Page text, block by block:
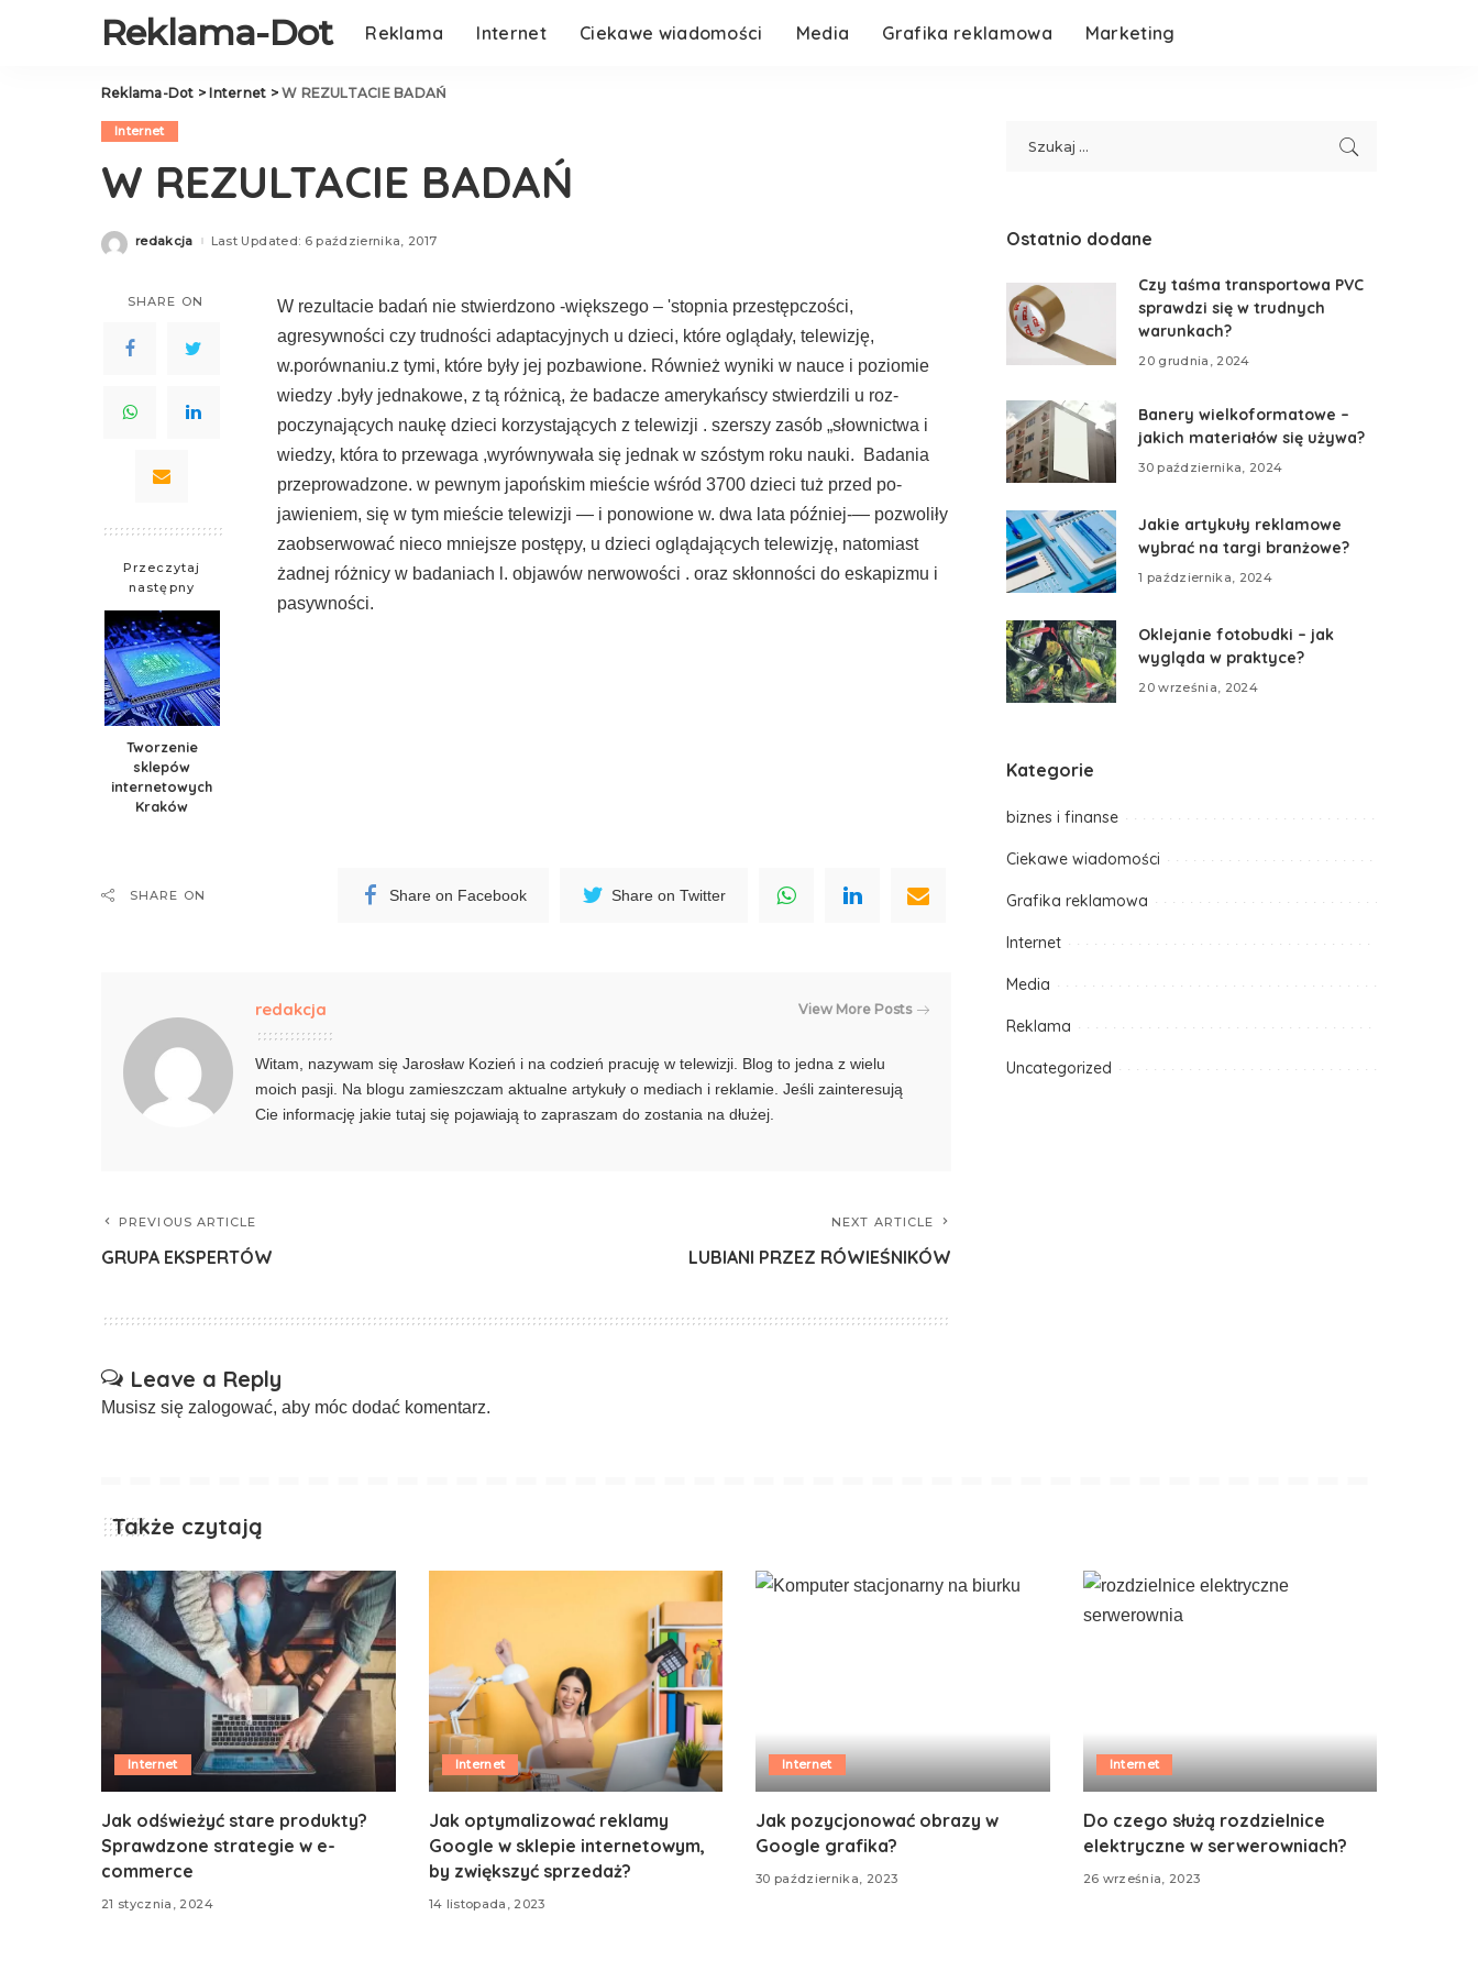
Reklama-Dot Reklama Internet Ciekawe wiadomości Media Grafika reklamowa Marketing
Reklama-Dot > Internet >W REZULTACIE BADAŃ
Internet
W REZULTACIE BADAŃ
Posted
redakcja Last Updated: 6 października, 2017
SHARE ON
Przeczytaj
następny
Tworzenie
sklepów
internetowych
Kraków
W rezultacie badań nie stwierdzono -większego – 'stopnia przestępczości,
agresywności czy trudności adaptacyjnych u dzie­ci, które oglądały, telewizję,
w.porównaniu.z ty­mi, które były jej pozbawione. Również wyniki w nauce i poziomie
wiedzy .były jednakowe, z tą różnicą, że badacze amerykańscy stwierdzili u roz­
poczynających naukę dzieci korzystających z te­lewizji . szerszy zasób „słownictwa i
wiedzy, która to przewaga ,wyrównywała się jednak w szóstym roku nauki. Badania
przeprowadzone. w pewnym japońskim mieście wśród 3700 dzieci tuż przed po­
jawieniem, się w tym mieście telewizji — i po­nowione w. dwa lata później-— pozwoliły
zaob­serwować nieco mniejsze postępy, u dzieci oglą­dających telewizję, natomiast
żadnej różnicy w badaniach l. objawów nerwowości . oraz skłonności do eskapizmu i
pasywności.
SHARE ON Share on Facebook Share on Twitter
redakcja View More Posts
Witam, nazywam się Jarosław Kozień i na codzień pracuję w telewizji. Blog to jedna z wielu
moich pasji. Na blogu zamieszczam aktualne artykuły o mediach i reklamie. Jeśli zainteresują
Cie informację jakie tutaj się pojawiają to zapraszam do zostania na dłużej.
PREVIOUS ARTICLE
GRUPA EKSPERTÓW
NEXT ARTICLE
LUBIANI PRZEZ RÓWIEŚNIKÓW
Leave a Reply
Musisz się zalogować, aby móc dodać komentarz.
Ostatnio dodane
Czy taśma transportowa PVC
sprawdzi się w trudnych
warunkach?
20 grudnia, 2024
Banery wielkoformatowe –
jakich materiałów się używa?
30 października, 2024
Jakie artykuły reklamowe
wybrać na targi branżowe?
1 października, 2024
Oklejanie fotobudki – jak
wygląda w praktyce?
20 września, 2024
Kategorie
biznes i finanse
Ciekawe wiadomości
Grafika reklamowa
Internet
Media
Reklama
Uncategorized
Także czytają
Internet
Jak odświeżyć stare produkty?
Sprawdzone strategie w e-
commerce
21 stycznia, 2024
Internet
Jak optymalizować reklamy
Google w sklepie internetowym,
by zwiększyć sprzedaż?
14 listopada, 2023
Internet
Jak pozycjonować obrazy w
Google grafika?
30 października, 2023
Internet
Do czego służą rozdzielnice
elektryczne w serwerowniach?
26 września, 2023